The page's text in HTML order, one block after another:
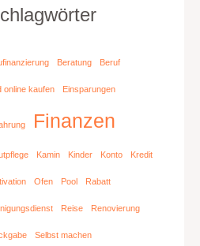
Beratung Beruf
online kaufen Einsparungen
Finanzen
Kamin Kinder Konto Kredit
Ofen Pool Rabatt
Reise Renovierung
Selbst machen